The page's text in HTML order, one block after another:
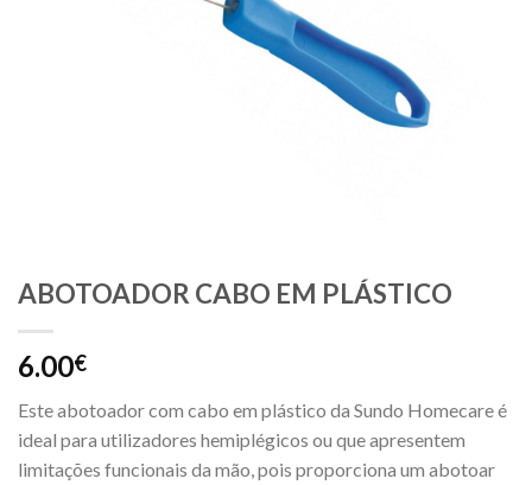
ABOTOADOR CABO EM PLÁSTICO
6.00€
Este abotoador com cabo em plástico da Sundo Homecare é
ideal para utilizadores hemiplégicos ou que apresentem
limitações funcionais da mão, pois proporciona um abotoar